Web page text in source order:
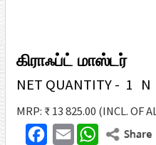
கிராஃப்ட் மாஸ்டர்
NET QUANTITY - 1 N
MRP: ₹ 13 825.00 (INCL. OF
F E W